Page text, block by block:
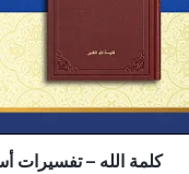
كلمة الله – تفسيرات